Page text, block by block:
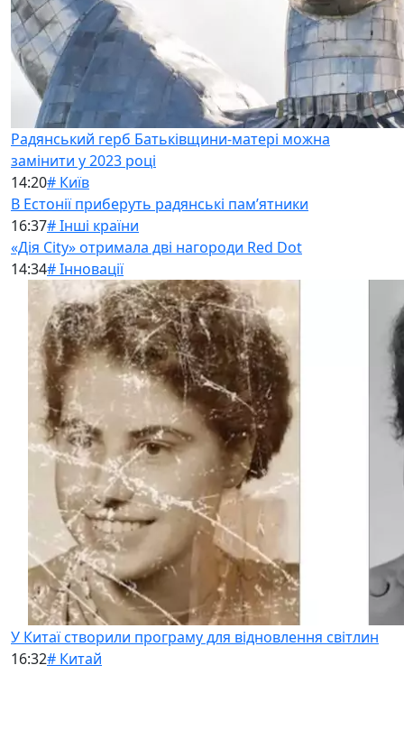
Радянський герб Батьківщини-матері можна
замінити у 2023 році
14:20# Київ
В Естонії приберуть радянські памʼятники
16:37# Інші країни
«Дія City» отримала дві нагороди Red Dot
14:34# Інновації
У Китаї створили програму для відновлення світлин
16:32# Китай